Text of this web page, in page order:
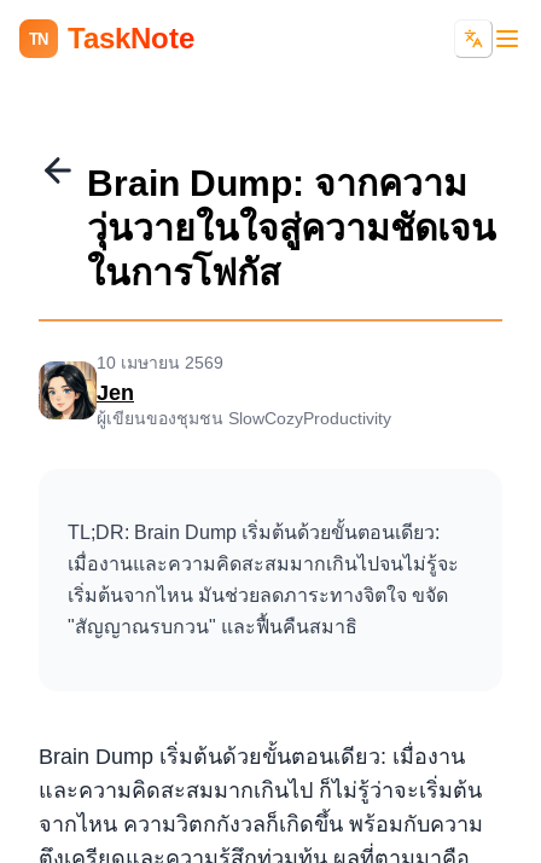
TN TaskNote
Brain Dump: จากความ
วุ่นวายในใจสู่ความชัดเจน
ในการโฟกัส
10 เมษายน 2569
Jen
ผู้เขียนของชุมชน SlowCozyProductivity
TL;DR: Brain Dump เริ่มต้นด้วยขั้นตอนเดียว:
เมื่องานและความคิดสะสมมากเกินไปจนไม่รู้จะ
เริ่มต้นจากไหน มันช่วยลดภาระทางจิตใจ ขจัด
"สัญญาณรบกวน" และฟื้นคืนสมาธิ
Brain Dump เริ่มต้นด้วยขั้นตอนเดียว: เมื่องาน
และความคิดสะสมมากเกินไป ก็ไม่รู้ว่าจะเริ่มต้น
จากไหน ความวิตกกังวลก็เกิดขึ้น พร้อมกับความ